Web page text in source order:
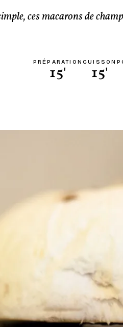
ces macarons de
PRÉPARATION
15'
CUISSON
15'